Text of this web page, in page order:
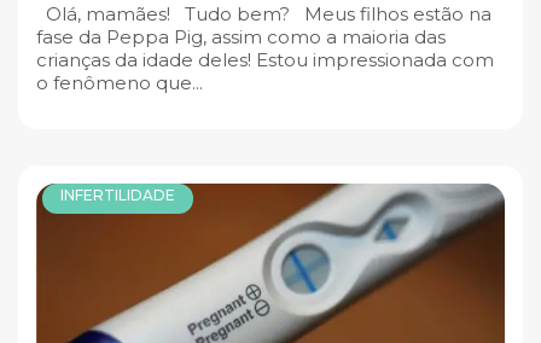
Olá, mamães! Tudo bem? Meus filhos estão na
fase da Peppa Pig, assim como a maioria das
crianças da idade deles! Estou impressionada com
o fenômeno que...
INFERTILIDADE